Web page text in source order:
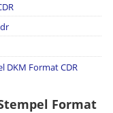
DKM Format CDR
Format